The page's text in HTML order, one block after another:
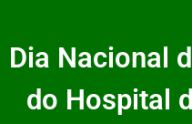
Dia Nacional
do Hospital